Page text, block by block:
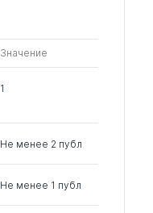
Значение
1
Не менее 2 публ
Не менее 1 публ